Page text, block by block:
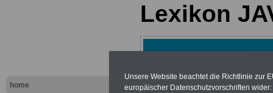
home
Lexikon
Unsere Website beachtet die Richtlinie zur
europäischer Datenschutzvorschriften